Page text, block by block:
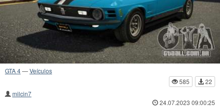
GTA 4—Veículos
585
22
milcin7
24.07.2023 09:00:25